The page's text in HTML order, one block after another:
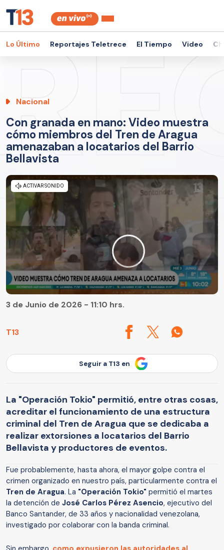
Lo Último Reportajes Teletrece El Tiempo Video
Nacional
Con granada en mano: Video muestra
cómo miembros del Tren de Aragua
amenazaban a locatarios del Barrio
Bellavista
T13
3 de Junio de 2026 - 11:10 hrs.
Seguir a T13 en
La "Operación Tokio" permitió, entre otras cosas,
acreditar el funcionamiento de una estructura
criminal del Tren de Aragua que se dedicaba a
realizar extorsiones a locatarios del Barrio
Bellavista y productores de eventos.
Fue probablemente, hasta ahora, el mayor golpe contra el
crimen organizado en nuestro país, particularmente contra el
Tren de Aragua. La "Operación Tokio" permitió el martes
la detención de José Carlos Pérez Asencio, ejecutivo del
Banco Santander, de 33 años y nacionalidad venezolana,
investigado por colaborar con la banda criminal.